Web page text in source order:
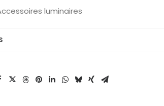
luminaires